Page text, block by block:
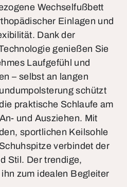
Wechselfußbett
Einlagen und
Dank der
genießen Sie
Laufgefühl und
– selbst an langen
schützt
praktische Schlaufe am
und Ausziehen. Mit
sportlichen Keilsohle
verbindet der
Stil. Der trendige,
zum idealen Begleiter